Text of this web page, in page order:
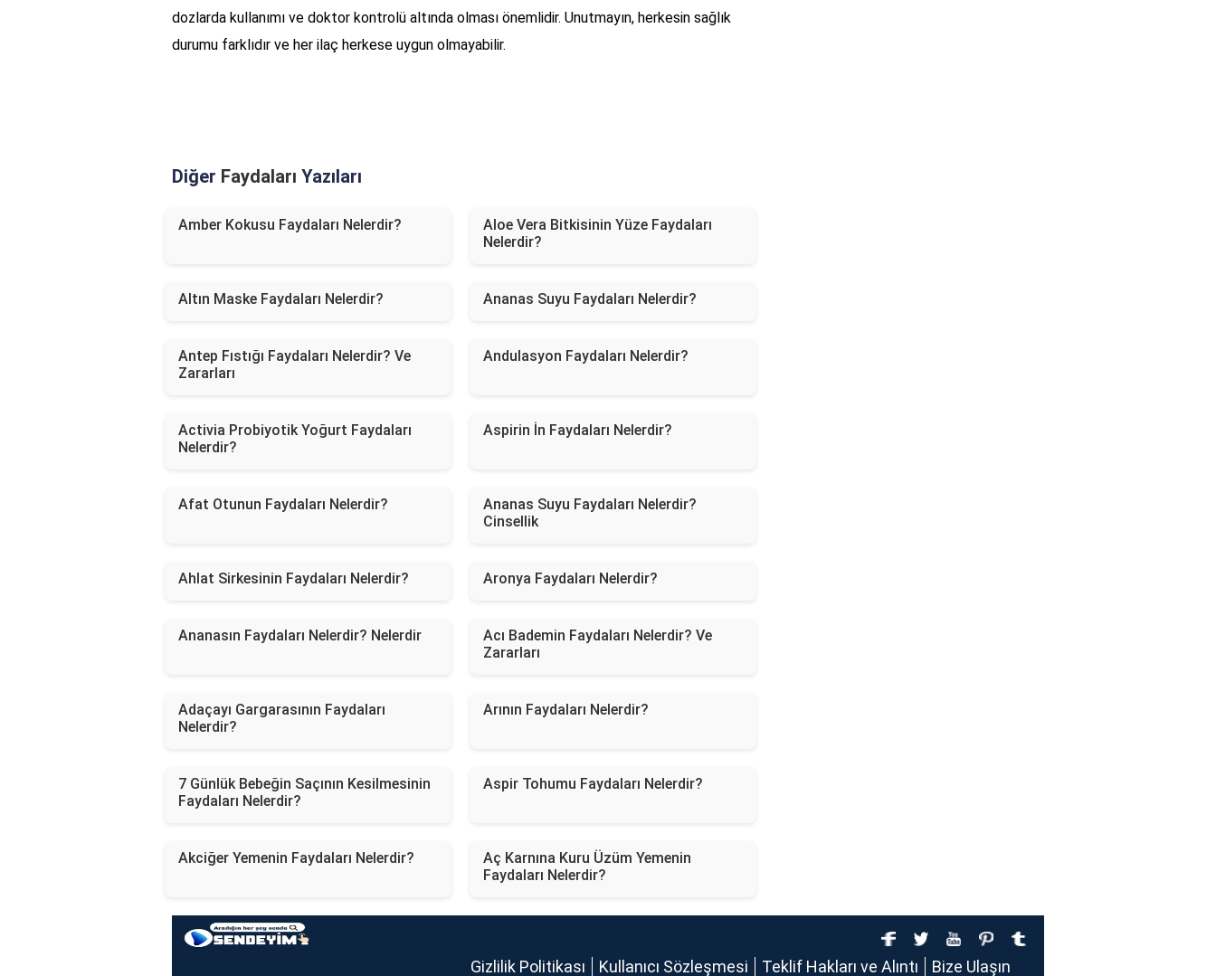
dozlarda kullanımı ve doktor kontrolü altında olması önemlidir. Unutmayın, herkesin sağlık
durumu farklıdır ve her ilaç herkese uygun olmayabilir.
Diğer Faydaları Yazıları
Amber Kokusu Faydaları Nelerdir?
Aloe Vera Bitkisinin Yüze Faydaları
Nelerdir?
Altın Maske Faydaları Nelerdir? Ananas Suyu Faydaları Nelerdir?
Antep Fıstığı Faydaları Nelerdir? Ve
Zararları
Andulasyon Faydaları Nelerdir?
Activia Probiyotik Yoğurt Faydaları
Nelerdir?
Aspirin İn Faydaları Nelerdir?
Afat Otunun Faydaları Nelerdir?
Ananas Suyu Faydaları Nelerdir?
Cinsellik
Ahlat Sirkesinin Faydaları Nelerdir? Aronya Faydaları Nelerdir?
Ananasın Faydaları Nelerdir? Nelerdir
Acı Bademin Faydaları Nelerdir? Ve
Zararları
Adaçayı Gargarasının Faydaları
Nelerdir?
Arının Faydaları Nelerdir?
7 Günlük Bebeğin Saçının Kesilmesinin
Faydaları Nelerdir?
Aspir Tohumu Faydaları Nelerdir?
Akciğer Yemenin Faydaları Nelerdir?
Aç Karnına Kuru Üzüm Yemenin
Faydaları Nelerdir?
Gizlilik Politikası Kullanıcı Sözleşmesi Teklif Hakları ve Alıntı Bize Ulaşın